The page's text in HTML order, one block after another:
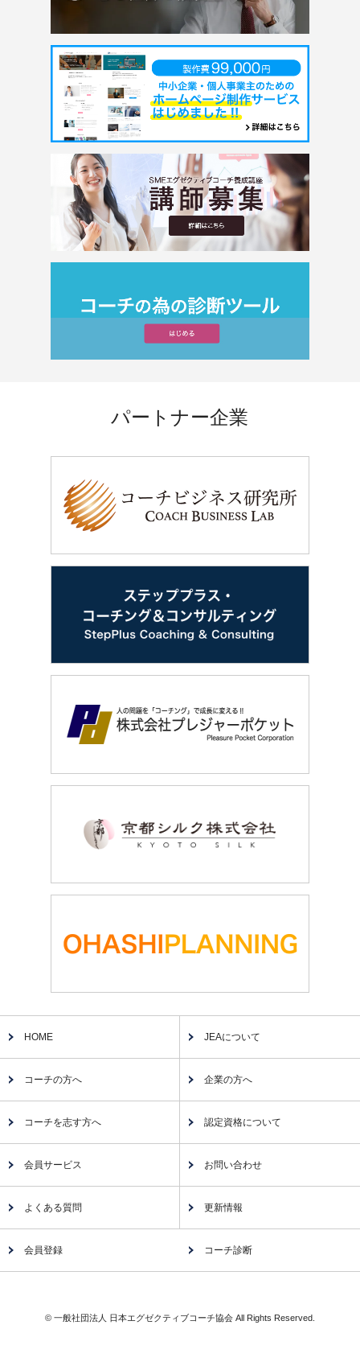
パートナー企業
HOME JEAについて
コーチの方へ 企業の方へ
コーチを志す方へ 認定資格について
会員サービス お問い合わせ
よくある質問 更新情報
会員登録 コーチ診断
© 一般社団法人 日本エグゼクティブコーチ協会 All Rights Reserved.